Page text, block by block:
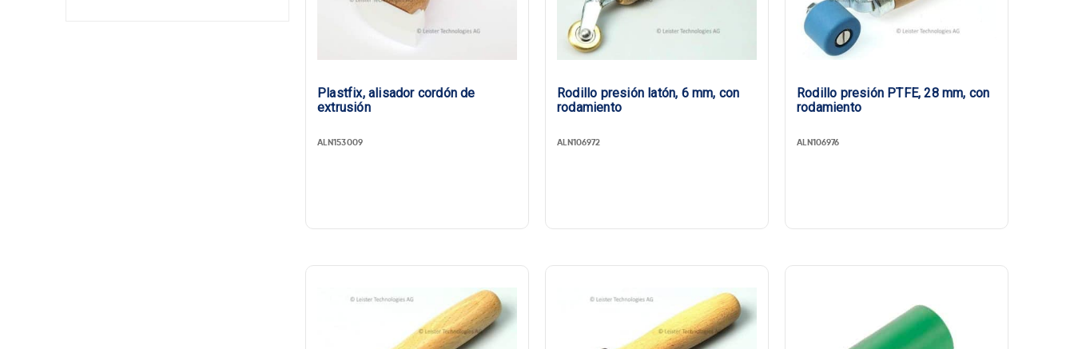
Plastfix, alisador cordón de
extrusión
ALN153009
Rodillo presión latón, 6 mm, con
rodamiento
ALN106972
Rodillo presión PTFE, 28 mm, con
rodamiento
ALN106976